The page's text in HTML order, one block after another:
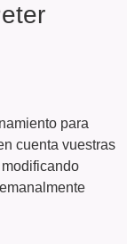
para
cuenta vuestras